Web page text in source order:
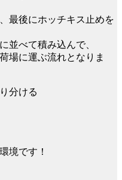
最後にホッチキス止めを
並べて積み込んで、
場に運ぶ流れとなりま
分ける
境です！